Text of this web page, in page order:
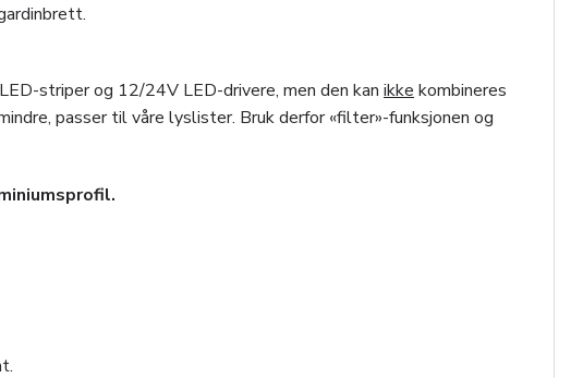
striper og 12/24V LED-drivere, men den kan ikkekombineres
passer til våre lyslister. Bruk derfor «filter»-funksjonen og